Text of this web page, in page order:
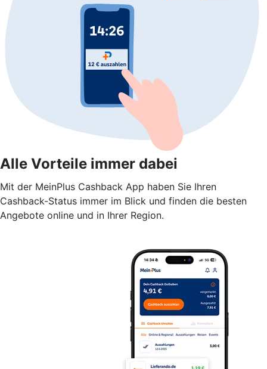
Alle Vorteile immer dabei
Mit der MeinPlus Cashback App haben Sie Ihren
Cashback-Status immer im Blick und finden die besten
Angebote online und in Ihrer Region.